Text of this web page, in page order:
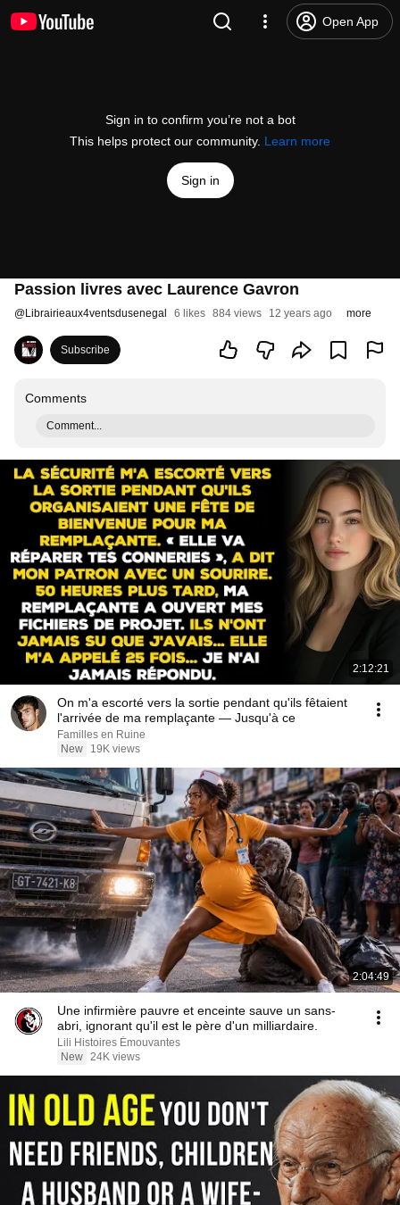
Open App
Sign in to confirm you’re not a bot
This helps protect our community. Learn more
Sign in
Passion livres avec Laurence Gavron
@Librairieaux4ventsdusenegal 6 likes 884 views 12 years ago more
Subscribe
Comments
Comment...
2:12:21
On m'a escorté vers la sortie pendant qu'ils fêtaient
l'arrivée de ma remplaçante — Jusqu'à ce
Familles en Ruine
New
19K views
2:04:49
Une infirmière pauvre et enceinte sauve un sans-
abri, ignorant qu'il est le père d'un milliardaire.
Lili Histoires Émouvantes
New 24K views